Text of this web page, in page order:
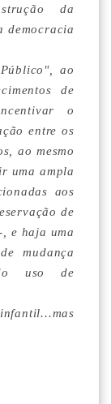
da
democracia
ao
de
o
entre os
ao mesmo
uma ampla
aos
de
e haja uma
mudança
uso de